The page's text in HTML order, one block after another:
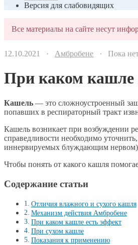
Версия для слабовидящих
Все материалы на сайте несут
12.10.2021 · Амбробене · Пока
При каком кашле
Кашель — это сложноустроенный
попавших в респираторный тракт
Кашель возникает при возбуждении
справедливости необходимо
иннервируемых блуждающим нервом),
Чтобы понять от какого кашля
Содержание статьи
Отличия влажного и сухого кашля
Механизм действия Амбробене
При каком кашле есть эффект
При сухом кашле
Показания к применению